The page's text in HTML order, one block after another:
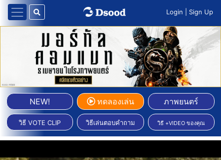
Login Sign Up
NEW! ทดลองเล่น ภาพยนตร์
วิธี VOTE CLIP วิธีเล่นตอบคำถาม วิธี +VIDEO ของคุณ